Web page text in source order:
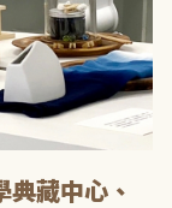
藏中心、